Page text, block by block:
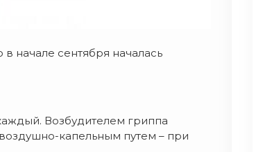
начале сентября началась
Возбудителем гриппа
капельным путем – при